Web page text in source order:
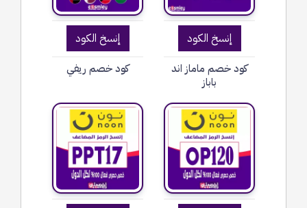
إنسخ الكود
كود خصم ماماز اند
باباز
إنسخ الكود
كود خصم ريفي